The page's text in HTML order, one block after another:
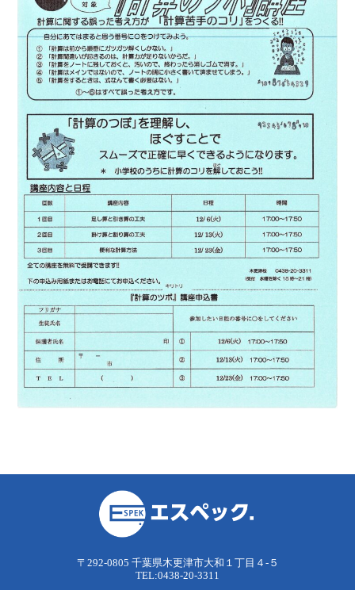
〒292-0805 千葉県木更津市大和１丁目４-５
TEL:0438-20-3311